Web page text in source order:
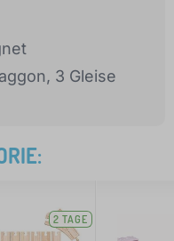
3 Gleise
2 TAGE